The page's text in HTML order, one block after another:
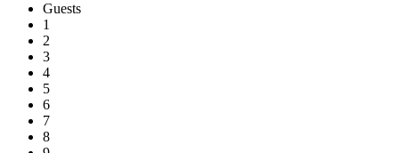
Guests
1
2
3
4
5
6
7
8